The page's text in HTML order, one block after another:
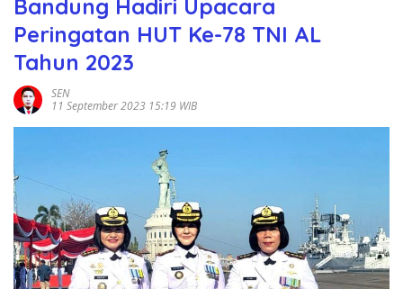
Bandung Hadiri Upacara
Peringatan HUT Ke-78 TNI AL
Tahun 2023
SEN
11 September 2023 15:19 WIB